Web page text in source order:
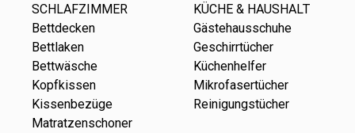
SCHLAFZIMMER
Bettdecken
Bettlaken
Bettwäsche
Kopfkissen
Kissenbezüge
Matratzenschoner
KÜCHE & HAUSHALT
Gästehausschuhe
Geschirrtücher
Küchenhelfer
Mikrofasertücher
Reinigungstücher